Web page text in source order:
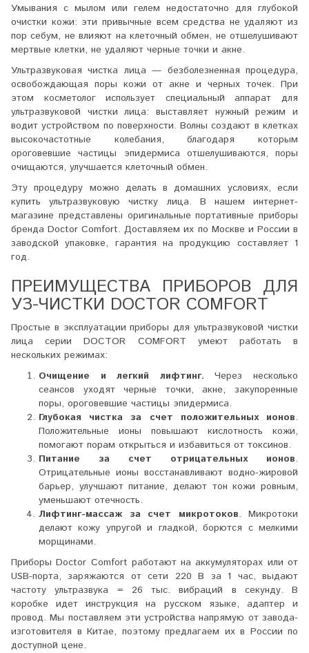
Умывания с мылом или гелем недостаточно для глубокой
очистки кожи: эти привычные всем средства не удаляют из
пор себум, не влияют на клеточный обмен, не отшелушивают
мертвые клетки, не удаляют черные точки и акне.
Ультразвуковая чистка лица — безболезненная процедура,
освобождающая поры кожи от акне и черных точек. При
этом косметолог использует специальный аппарат для
ультразвуковой чистки лица: выставляет нужный режим и
водит устройством по поверхности. Волны создают в клетках
высокочастотные колебания, благодаря которым
ороговевшие частицы эпидермиса отшелушиваются, поры
очищаются, улучшается клеточный обмен.
Эту процедуру можно делать в домашних условиях, если
купить ультразвуковую чистку лица. В нашем интернет-
магазине представлены оригинальные портативные приборы
бренда Doctor Comfort. Доставляем их по Москве и России в
заводской упаковке, гарантия на продукцию составляет 1
год.
ПРЕИМУЩЕСТВА ПРИБОРОВ ДЛЯ
УЗ-ЧИСТКИ DOCTOR COMFORT
Простые в эксплуатации приборы для ультразвуковой чистки
лица серии DOCTOR COMFORT умеют работать в
нескольких режимах:
Очищение и легкий лифтинг. Через несколько
сеансов уходят черные точки, акне, закупоренные
поры, ороговевшие частицы эпидермиса.
Глубокая чистка за счет положительных ионов.
Положительные ионы повышают кислотность кожи,
помогают порам открыться и избавиться от токсинов.
Питание за счет отрицательных ионов.
Отрицательные ионы восстанавливают водно-жировой
барьер, улучшают питание, делают тон кожи ровным,
уменьшают отечность.
Лифтинг-массаж за счет микротоков. Микротоки
делают кожу упругой и гладкой, борются с мелкими
морщинами.
Приборы Doctor Comfort работают на аккумуляторах или от
USB-порта, заряжаются от сети 220 В за 1 час, выдают
частоту ультразвука = 26 тыс. вибраций в секунду. В
коробке идет инструкция на русском языке, адаптер и
провод. Мы поставляем эти устройства напрямую от завода-
изготовителя в Китае, поэтому предлагаем их в России по
доступной цене.